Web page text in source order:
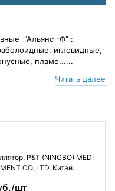
"Альянс -Ф" :
игловидные,
пламе......
Читать далее
P&T (NINGBO) MEDI
CO.,LTD, Китай.
шт